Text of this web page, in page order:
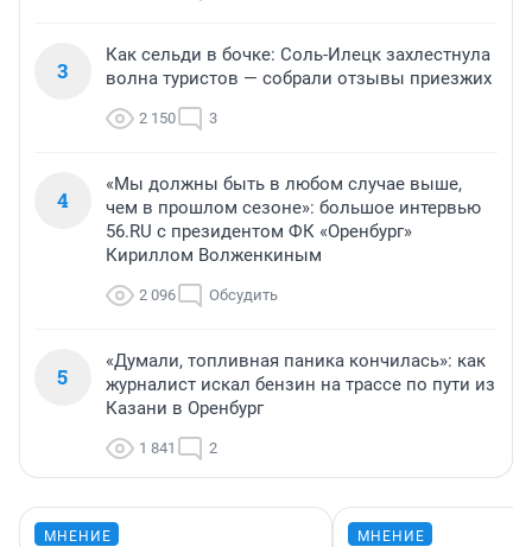
3
Как сельди в бочке: Соль-Илецк захлестнула
волна туристов — собрали отзывы приезжих
2 150 3
4
«Мы должны быть в любом случае выше,
чем в прошлом сезоне»: большое интервью
56.RU с президентом ФК «Оренбург»
Кириллом Волженкиным
2 096 Обсудить
5
«Думали, топливная паника кончилась»: как
журналист искал бензин на трассе по пути из
Казани в Оренбург
1 841 2
МНЕНИЕ МНЕНИЕ